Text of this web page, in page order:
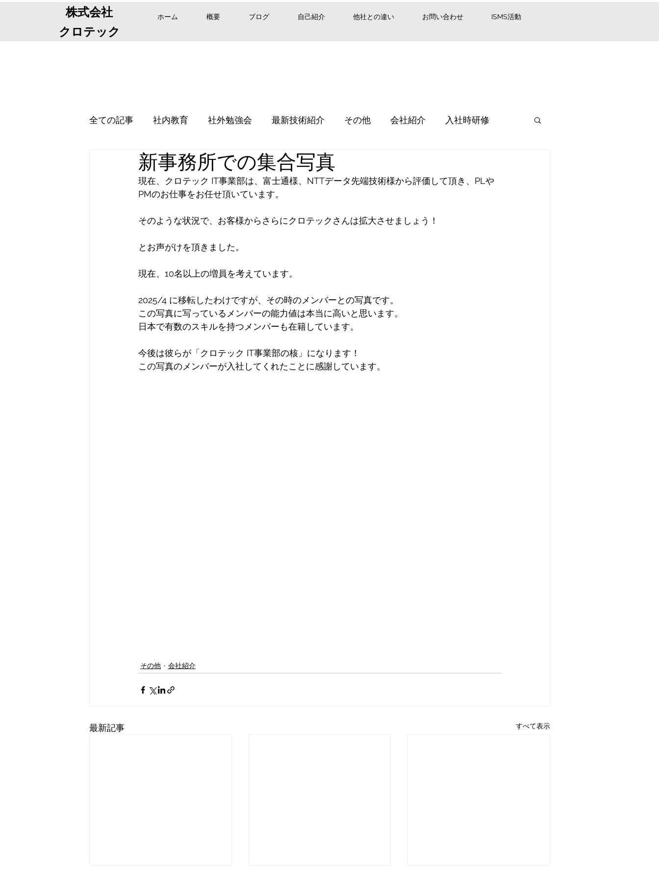
株式会社
クロテック
ホーム 概要 ブログ 自己紹介 他社との違い お問い合わせ ISMS活動
全ての記事 社内教育 社外勉強会 最新技術紹介 その他 会社紹介 入社時研修
新事務所での集合写真
現在、クロテック IT事業部は、富士通様、NTTデータ先端技術様から評価して頂き、PLや
PMのお仕事をお任せ頂いています。
そのような状況で、お客様からさらにクロテックさんは拡大させましょう！
とお声がけを頂きました。
現在、10名以上の増員を考えています。
2025/4 に移転したわけですが、その時のメンバーとの写真です。
この写真に写っているメンバーの能力値は本当に高いと思います。
日本で有数のスキルを持つメンバーも在籍しています。
今後は彼らが「クロテック IT事業部の核」になります！
この写真のメンバーが入社してくれたことに感謝しています。
その他 会社紹介
最新記事 すべて表示